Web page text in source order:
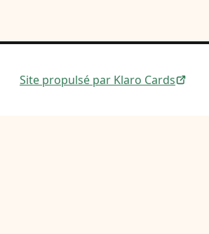
Site propulsé par Klaro Cards